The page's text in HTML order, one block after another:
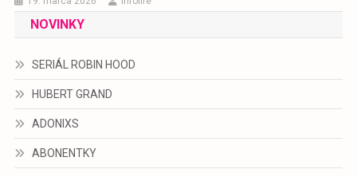
NOVINKY
SERIÁL ROBIN HOOD
HUBERT GRAND
ADONIXS
ABONENTKY